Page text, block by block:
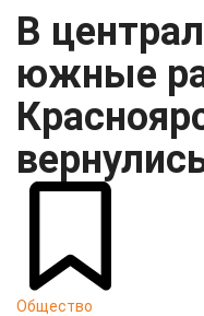
В
южные
Общество